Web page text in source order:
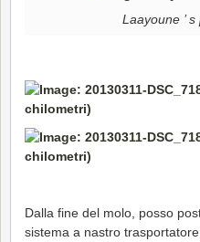
Laayoune ’
Dalla fine del molo, posso
sistema a nastro